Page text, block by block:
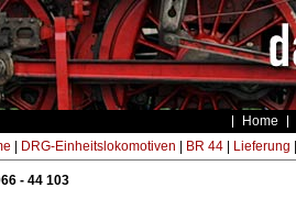
Home
DRG-Einheitslokomotiven BR 44| Lieferung
- 44 103